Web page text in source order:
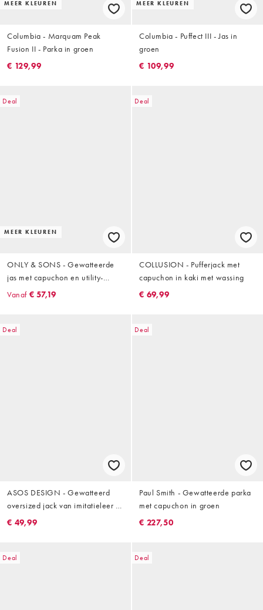
MEER KLEUREN
Columbia - Marquam Peak
Fusion II - Parka in groen
€ 129,99
MEER KLEUREN
Columbia - Puffect III - Jas in
groen
€ 109,99
Deal
MEER KLEUREN
ONLY & SONS - Gewatteerde
jas met capuchon en utility-
zakken in donkergrijs
Vanaf € 57,19
Deal
COLLUSION - Pufferjack met
capuchon in kaki met wassing
€ 69,99
Deal
ASOS DESIGN - Gewatteerd
oversized jack van imitatieleer in
zwart
€ 49,99
Deal
Paul Smith - Gewatteerde parka
met capuchon in groen
€ 227,50
Deal Deal